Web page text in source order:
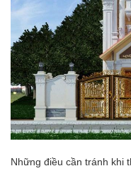
Những điều cần tránh khi